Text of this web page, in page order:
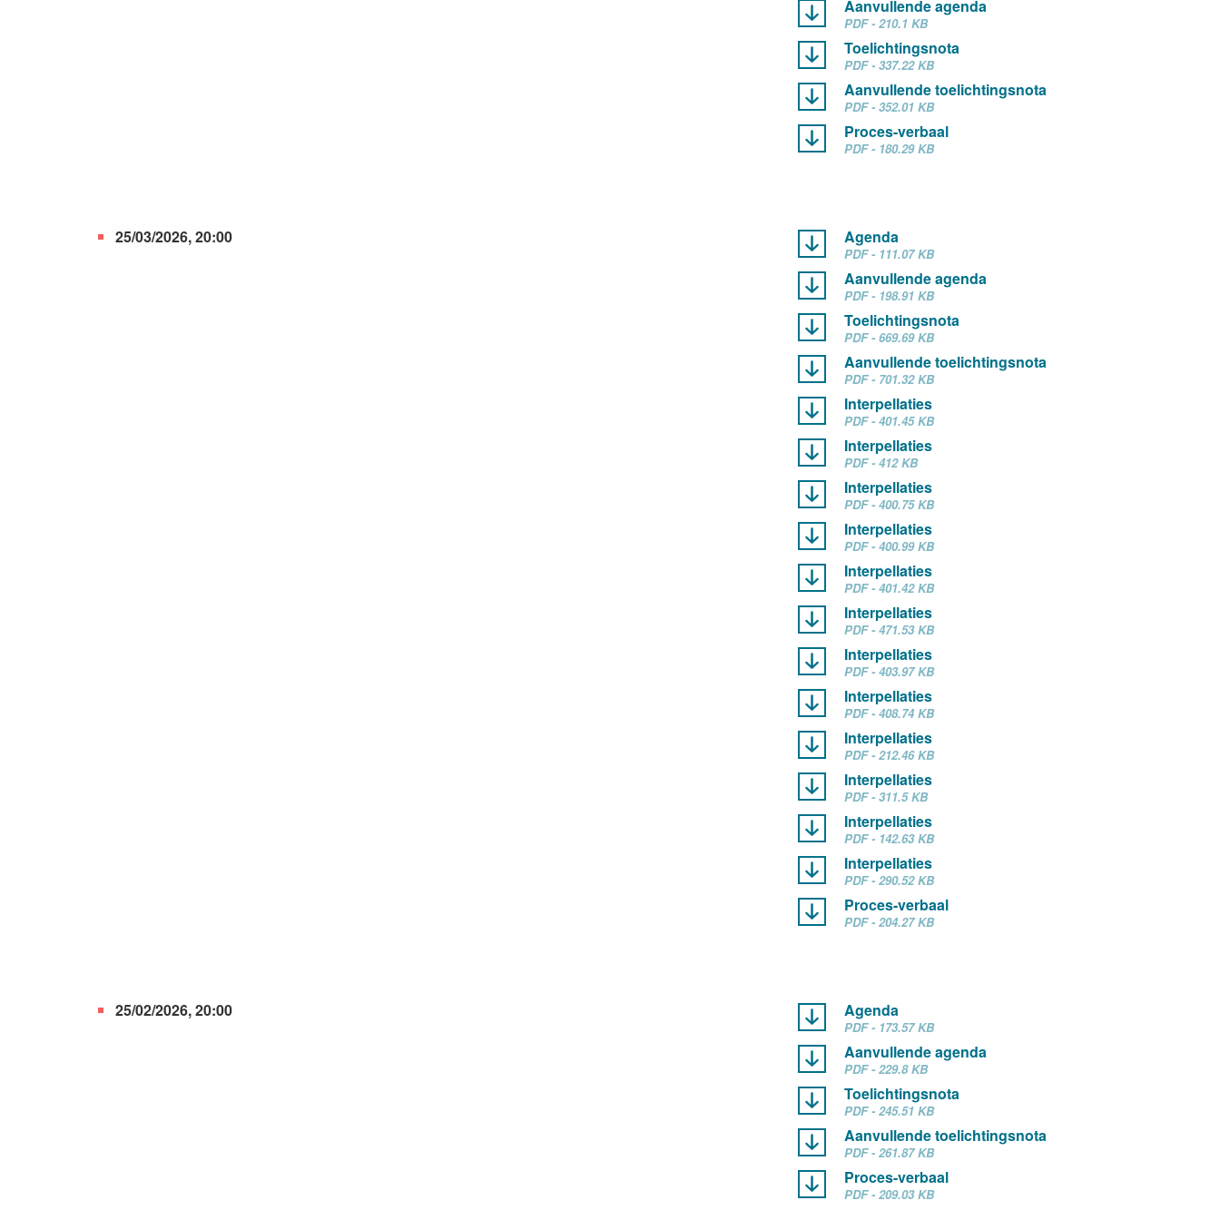
Aanvullende agenda
PDF - 210.1 KB
Toelichtingsnota
PDF - 337.22 KB
Aanvullende toelichtingsnota
PDF - 352.01 KB
Proces-verbaal
PDF - 180.29 KB
25/03/2026, 20:00 Agenda
PDF - 111.07 KB
Aanvullende agenda
PDF - 198.91 KB
Toelichtingsnota
PDF - 669.69 KB
Aanvullende toelichtingsnota
PDF - 701.32 KB
Interpellaties
PDF - 401.45 KB
Interpellaties
PDF - 412 KB
Interpellaties
PDF - 400.75 KB
Interpellaties
PDF - 400.99 KB
Interpellaties
PDF - 401.42 KB
Interpellaties
PDF - 471.53 KB
Interpellaties
PDF - 403.97 KB
Interpellaties
PDF - 408.74 KB
Interpellaties
PDF - 212.46 KB
Interpellaties
PDF - 311.5 KB
Interpellaties
PDF - 142.63 KB
Interpellaties
PDF - 290.52 KB
Proces-verbaal
PDF - 204.27 KB
25/02/2026, 20:00 Agenda
PDF - 173.57 KB
Aanvullende agenda
PDF - 229.8 KB
Toelichtingsnota
PDF - 245.51 KB
Aanvullende toelichtingsnota
PDF - 261.87 KB
Proces-verbaal
PDF - 209.03 KB